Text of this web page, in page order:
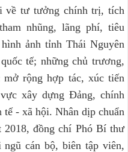
về tư tưởng chính trị, tích
nhũng, lãng phí, tiêu
ảnh tỉnh Thái Nguyên
tế; những chủ trương,
mở rộng hợp tác, xúc tiến
xây dựng Đảng, chính
tế - xã hội. Nhân dịp chuẩn
đồng chí Phó Bí thư
cán bộ, biên tập viên,